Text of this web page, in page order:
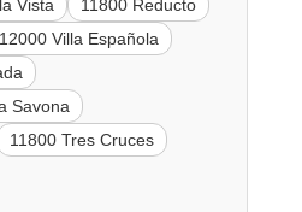
Vista
11800 Reducto
12000 Villa Española
Savona
11800 Tres Cruces